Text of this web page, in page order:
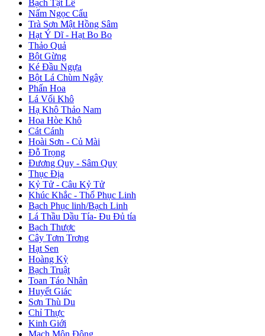
Bạch Tật Lê
Nấm Ngọc Cẩu
Trà Sơn Mật Hồng Sâm
Hạt Ý Dĩ - Hạt Bo Bo
Thảo Quả
Bột Gừng
Ké Đầu Ngựa
Bột Lá Chùm Ngây
Phấn Hoa
Lá Vối Khô
Hạ Khô Thảo Nam
Hoa Hòe Khô
Cát Cánh
Hoài Sơn - Củ Mài
Đỗ Trọng
Đương Quy - Sâm Quy
Thục Địa
Kỷ Tử - Câu Kỷ Tử
Khúc Khắc - Thổ Phục Linh
Bạch Phục linh/Bạch Linh
Lá Thầu Dầu Tía- Đu Đủ tía
Bạch Thược
Cây Tơm Trơng
Hạt Sen
Hoàng Kỳ
Bạch Truật
Toan Táo Nhân
Huyết Giác
Sơn Thù Du
Chỉ Thực
Kinh Giới
Mạch Môn Đông